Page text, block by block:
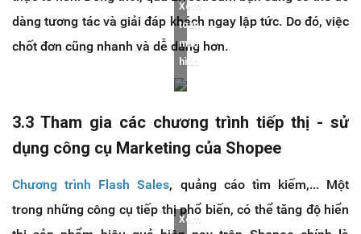
dàng tương tác và giải đáp khách ngay lập tức. Do đó, việc
chốt đơn cũng nhanh và dễ dàng hơn.
Xem
toàn
màn
hình
3.3 Tham gia các chương trình tiếp thị - sử
dụng công cụ Marketing của Shopee
Chương trình Flash Sales, quảng cáo tìm kiếm,... Một
trong những công cụ tiếp thị phổ biến, có thể tăng độ hiển
Xem